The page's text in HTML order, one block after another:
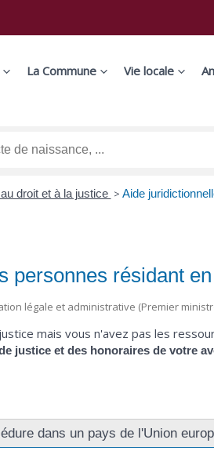
La Commune Vie locale
droit et à la justice > Aide
personnes résidant
légale et administrative (Premier
mais vous n'avez pas les
justice et des honoraires de votre
dans un pays de l'Union